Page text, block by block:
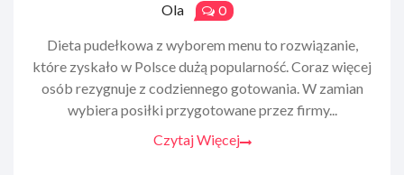
Ola
0
Dieta pudełkowa z wyborem menu to rozwiązanie,
które zyskało w Polsce dużą popularność. Coraz więcej
osób rezygnuje z codziennego gotowania. W zamian
wybiera posiłki przygotowane przez firmy...
Czytaj Więcej